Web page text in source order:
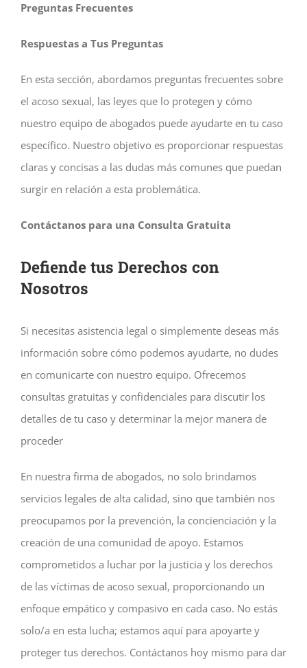
Preguntas Frecuentes
Respuestas a Tus Preguntas
En esta sección, abordamos preguntas frecuentes sobre
el acoso sexual, las leyes que lo protegen y cómo
nuestro equipo de abogados puede ayudarte en tu caso
específico. Nuestro objetivo es proporcionar respuestas
claras y concisas a las dudas más comunes que puedan
surgir en relación a esta problemática.
Contáctanos para una Consulta Gratuita
Defiende tus Derechos con
Nosotros
Si necesitas asistencia legal o simplemente deseas más
información sobre cómo podemos ayudarte, no dudes
en comunicarte con nuestro equipo. Ofrecemos
consultas gratuitas y confidenciales para discutir los
detalles de tu caso y determinar la mejor manera de
proceder
En nuestra firma de abogados, no solo brindamos
servicios legales de alta calidad, sino que también nos
preocupamos por la prevención, la concienciación y la
creación de una comunidad de apoyo. Estamos
comprometidos a luchar por la justicia y los derechos
de las víctimas de acoso sexual, proporcionando un
enfoque empático y compasivo en cada caso. No estás
solo/a en esta lucha; estamos aquí para apoyarte y
proteger tus derechos. Contáctanos hoy mismo para dar